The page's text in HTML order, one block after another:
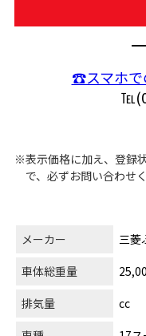
☎スマホで
※表示価格に加え、登録
で、必ずお問い合わせ
メーカー
三菱
車体総重量
排気量
cc